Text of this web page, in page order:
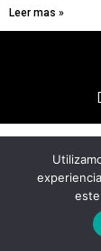
Leer mas »